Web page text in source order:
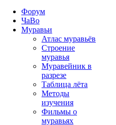
Форум
ЧаВо
Муравьи
Атлас муравьёв
Строение
муравья
Муравейник в
разрезе
Таблица лёта
Методы
изучения
Фильмы о
муравьях